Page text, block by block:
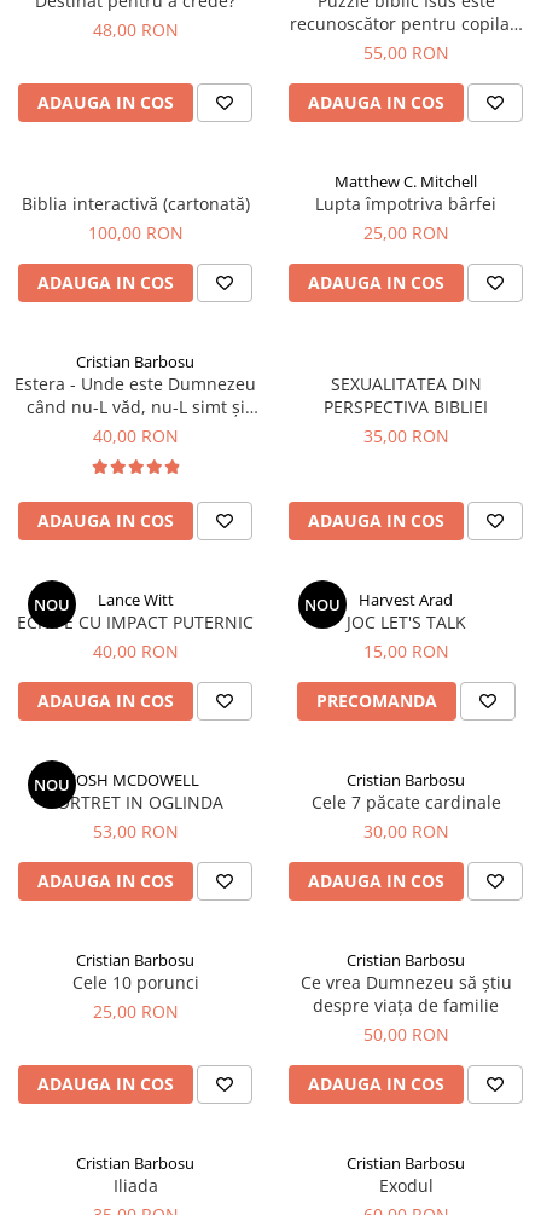
48,00 RON
ADAUGA IN COS
recunoscător pentru copilași
(500 Piese)
55,00 RON
ADAUGA IN COS
Biblia interactivă (cartonată)
100,00 RON
ADAUGA IN COS
Matthew C. Mitchell
Lupta împotriva bârfei
25,00 RON
ADAUGA IN COS
Cristian Barbosu
Estera - Unde este Dumnezeu
când nu-L văd, nu-L simt și
nu-l aud?
40,00 RON
ADAUGA IN COS
SEXUALITATEA DIN
PERSPECTIVA BIBLIEI
35,00 RON
ADAUGA IN COS
NOU Lance Witt
ECHIPE CU IMPACT PUTERNIC
40,00 RON
ADAUGA IN COS
NOU Harvest Arad
JOC LET'S TALK
15,00 RON
PRECOMANDA
NOUJOSH MCDOWELL
PORTRET IN OGLINDA
53,00 RON
ADAUGA IN COS
Cristian Barbosu
Cele 7 păcate cardinale
30,00 RON
ADAUGA IN COS
Cristian Barbosu
Cele 10 porunci
25,00 RON
ADAUGA IN COS
Cristian Barbosu
Ce vrea Dumnezeu să știu
despre viața de familie
50,00 RON
ADAUGA IN COS
Cristian Barbosu
Iliada
Cristian Barbosu
Exodul